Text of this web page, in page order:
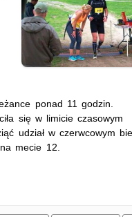
ponad 11 godzin.
się w limicie czasowym
udział w czerwcowym
mecie 12.